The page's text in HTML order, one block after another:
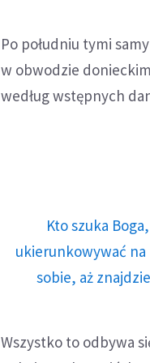
Po południu tymi
w obwodzie
według wstępnych
Kto szuka
ukierunkowywać na
sobie, aż
Wszystko to odbywa